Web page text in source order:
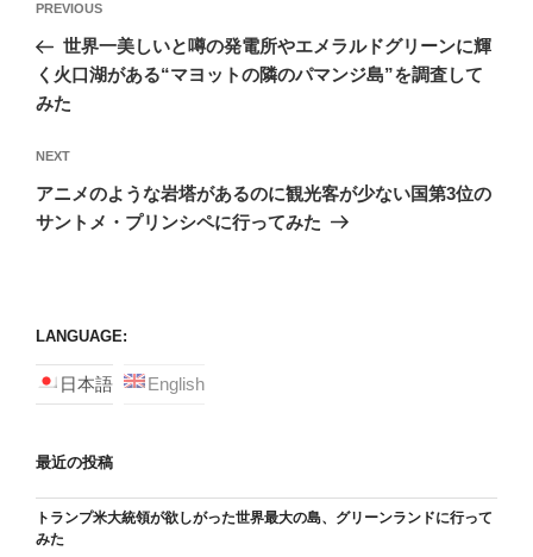
navigation
Previous
Post
PREVIOUS
世界一美しいと噂の発電所やエメラルドグリーンに輝
く火口湖がある“マヨットの隣のパマンジ島”を調査して
みた
Next
Post
NEXT
アニメのような岩塔があるのに観光客が少ない国第3位の
サントメ・プリンシペに行ってみた
LANGUAGE:
日本語 English
最近の投稿
トランプ米大統領が欲しがった世界最大の島、グリーンランドに行って
みた